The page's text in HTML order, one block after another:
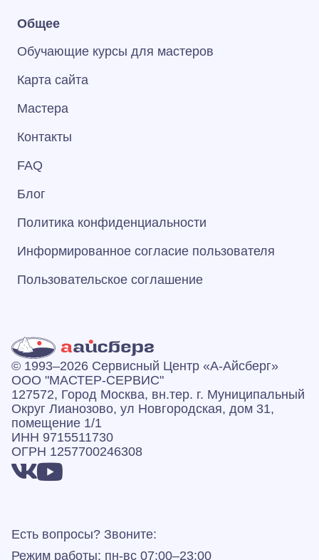
Общее
Обучающие курсы для мастеров
Карта сайта
Мастера
Контакты
FAQ
Блог
Политика конфиденциальности
Информированное согласие пользователя
Пользовательское соглашение
© 1993–2026 Сервисный Центр «А‑Айсберг»
ООО "МАСТЕР-СЕРВИС"
127572, Город Москва, вн.тер. г. Муниципальный
Округ Лианозово, ул Новгородская, дом 31,
помещение 1/1
ИНН 9715511730
ОГРН 1257700246308
Есть вопросы? Звоните:
Режим работы: пн-вс 07:00–23:00